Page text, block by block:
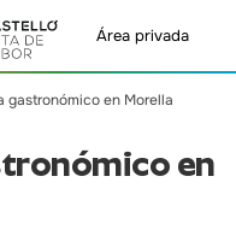
Área privada
gastronómico en Morella
en